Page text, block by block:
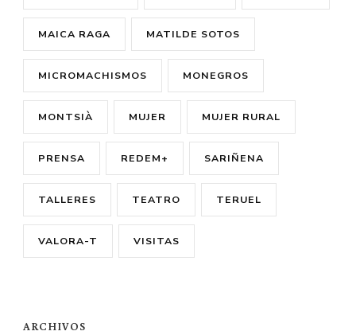
MAICA RAGA MATILDE SOTOS
MICROMACHISMOS MONEGROS
MONTSIÀ MUJER MUJER RURAL
PRENSA REDEM+ SARIÑENA
TALLERES TEATRO TERUEL
VALORA-T VISITAS
ARCHIVOS